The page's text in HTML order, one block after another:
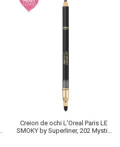
Creion de ochi L'Oreal Paris LE
SMOKY by Superliner, 202 Mystic